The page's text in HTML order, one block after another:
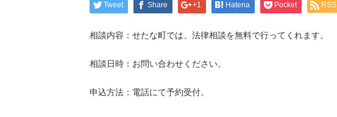
Tweet Share +1 Hatena Pocket RSS
相談内容：せたな町では、法律相談を無料で行ってくれます。
相談日時：お問い合わせください。
申込方法：電話にて予約受付。